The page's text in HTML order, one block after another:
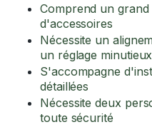
Comprend un
d'accessoires
Nécessite un
un réglage minutieux
S'accompagne
détaillées
Nécessite deux
toute sécurité